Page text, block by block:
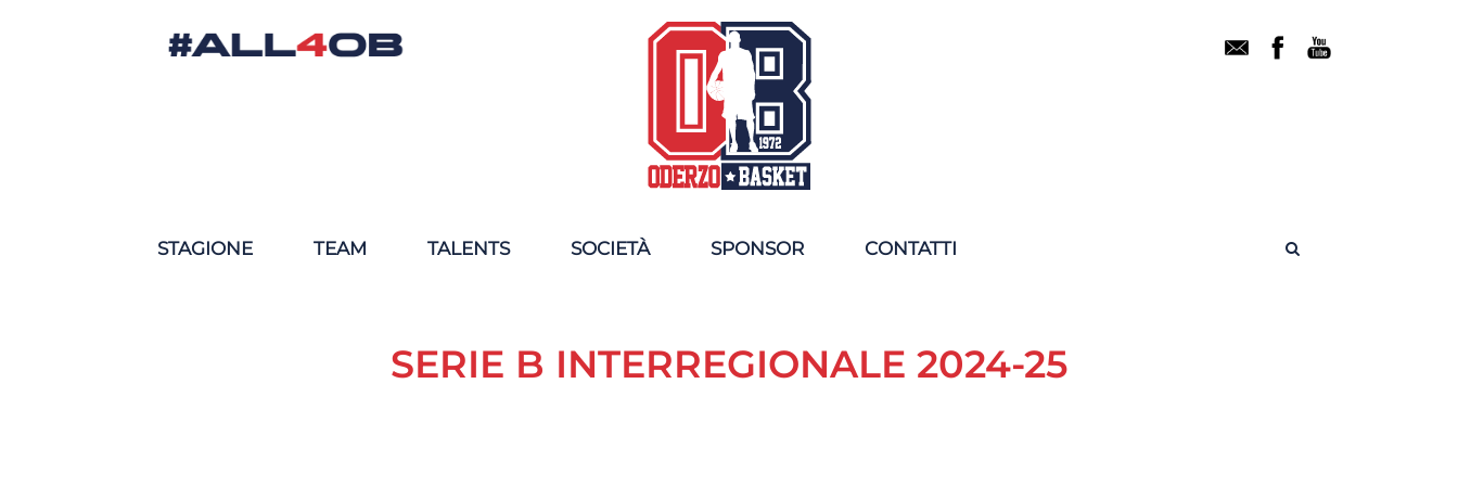
STAGIONE TEAM TALENTS SOCIETÀ SPONSOR CONTATTI
SERIE B INTERREGIONALE 2024-25